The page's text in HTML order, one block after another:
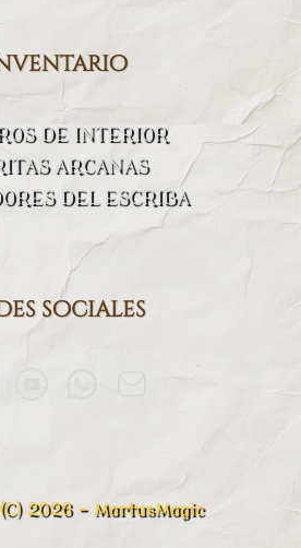
DE INTERIOR
ARCANAS
DEL ESCRIBA
sociales
2026 - MartusMagic